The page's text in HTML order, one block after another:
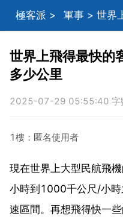
極客派 > 軍事 > 世界
世界上飛得最快的
多少公里
2025-07-29 05:55:40 字
1樓：匿名使用者
現在世界上大型民航飛
小時到1000千公尺/小
速區間。再想飛得快一些